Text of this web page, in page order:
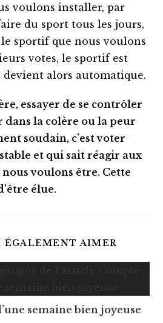
voulons installer, par
du sport tous les jours,
sportif que nous voulons
votes, le sportif est
devient alors automatique.
essayer de se contrôler
la colère ou la peur
soudain, c’est voter
et qui sait réagir aux
nous voulons être. Cette
élue.
ÉGALEMENT AIMER
semaine bien joyeuse